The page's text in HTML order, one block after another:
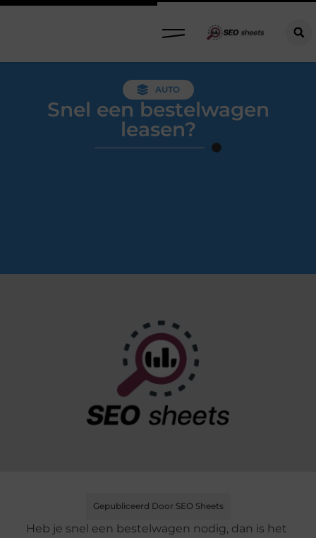
AUTO
Snel een bestelwagen
leasen?
Gepubliceerd Door SEO Sheets
Heb je snel een bestelwagen nodig, dan is het